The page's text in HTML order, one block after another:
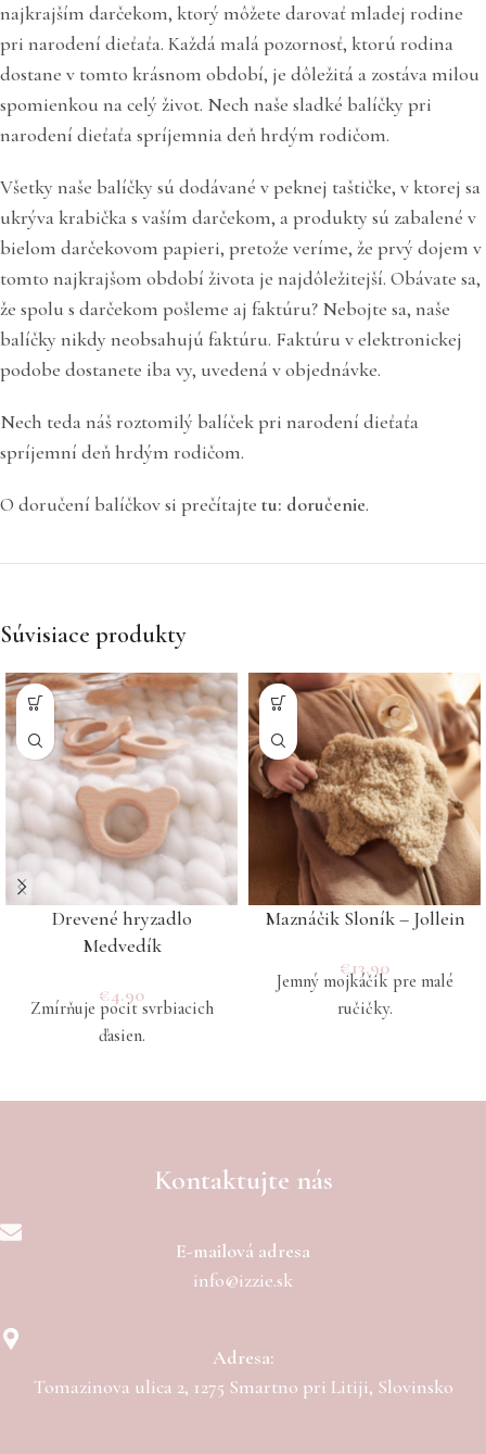
najkrajším darčekom, ktorý môžete darovať mladej rodine
pri narodení dieťaťa. Každá malá pozornosť, ktorú rodina
dostane v tomto krásnom období, je dôležitá a zostáva milou
spomienkou na celý život. Nech naše sladké balíčky pri
narodení dieťaťa spríjemnia deň hrdým rodičom.
Všetky naše balíčky sú dodávané v peknej taštičke, v ktorej sa
ukrýva krabička s vaším darčekom, a produkty sú zabalené v
bielom darčekovom papieri, pretože veríme, že prvý dojem v
tomto najkrajšom období života je najdôležitejší. Obávate sa,
že spolu s darčekom pošleme aj faktúru? Nebojte sa, naše
balíčky nikdy neobsahujú faktúru. Faktúru v elektronickej
podobe dostanete iba vy, uvedená v objednávke.
Nech teda náš roztomilý balíček pri narodení dieťaťa
spríjemní deň hrdým rodičom.
O doručení balíčkov si prečítajte tu: doručenie.
Súvisiace produkty
Drevené hryzadlo
Medvedík
€4.90
Zmírňuje pocit svrbiacich
ďasien.
Maznáčik Sloník – Jollein
€13.90
Jemný mojkáčik pre malé
ručičky.
Kontaktujte nás
E-mailová adresa
info@izzie.sk
Adresa:
Tomazinova ulica 2, 1275 Smartno pri Litiji, Slovinsko